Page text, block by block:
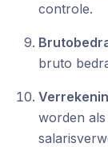
controle.
bruto
worden